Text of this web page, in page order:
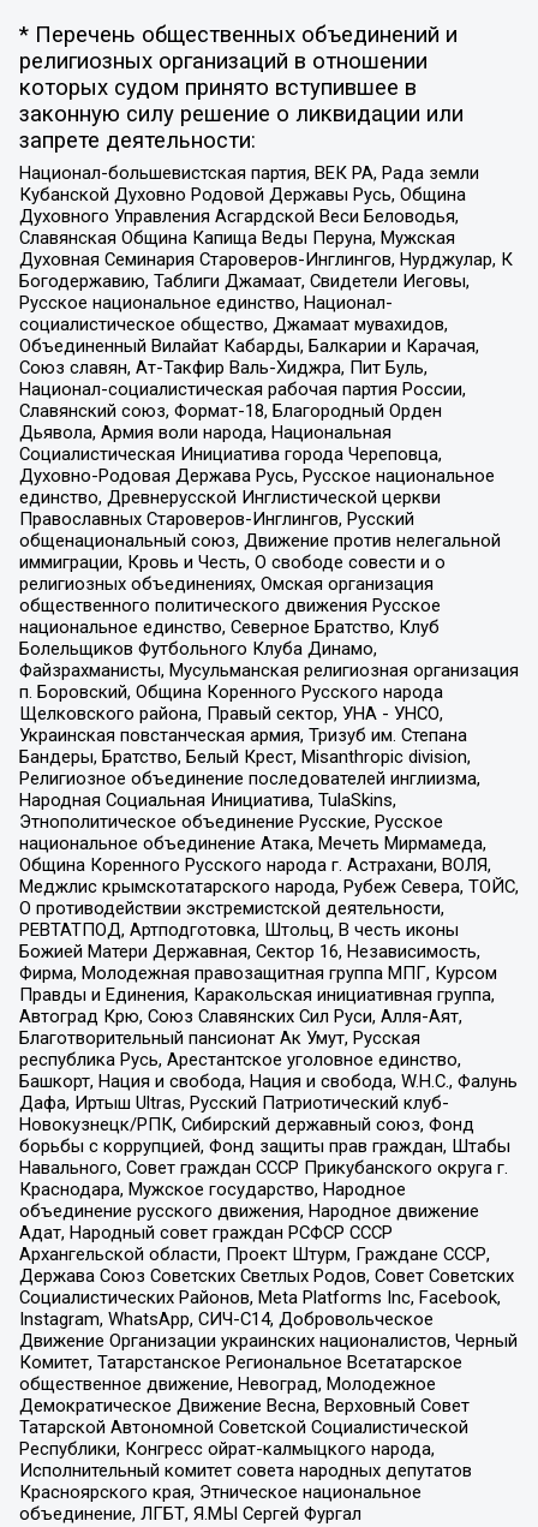
* Перечень общественных объединений и
религиозных организаций в отношении
которых судом принято вступившее в
законную силу решение о ликвидации или
запрете деятельности:
Национал-большевистская партия, ВЕК РА, Рада земли
Кубанской Духовно Родовой Державы Русь, Община
Духовного Управления Асгардской Веси Беловодья,
Славянская Община Капища Веды Перуна, Мужская
Духовная Семинария Староверов-Инглингов, Нурджулар, К
Богодержавию, Таблиги Джамаат, Свидетели Иеговы,
Русское национальное единство, Национал-
социалистическое общество, Джамаат мувахидов,
Объединенный Вилайат Кабарды, Балкарии и Карачая,
Союз славян, Ат-Такфир Валь-Хиджра, Пит Буль,
Национал-социалистическая рабочая партия России,
Славянский союз, Формат-18, Благородный Орден
Дьявола, Армия воли народа, Национальная
Социалистическая Инициатива города Череповца,
Духовно-Родовая Держава Русь, Русское национальное
единство, Древнерусской Инглистической церкви
Православных Староверов-Инглингов, Русский
общенациональный союз, Движение против нелегальной
иммиграции, Кровь и Честь, О свободе совести и о
религиозных объединениях, Омская организация
общественного политического движения Русское
национальное единство, Северное Братство, Клуб
Болельщиков Футбольного Клуба Динамо,
Файзрахманисты, Мусульманская религиозная организация
п. Боровский, Община Коренного Русского народа
Щелковского района, Правый сектор, УНА - УНСО,
Украинская повстанческая армия, Тризуб им. Степана
Бандеры, Братство, Белый Крест, Misanthropic division,
Религиозное объединение последователей инглиизма,
Народная Социальная Инициатива, TulaSkins,
Этнополитическое объединение Русские, Русское
национальное объединение Атака, Мечеть Мирмамеда,
Община Коренного Русского народа г. Астрахани, ВОЛЯ,
Меджлис крымскотатарского народа, Рубеж Севера, ТОЙС,
О противодействии экстремистской деятельности,
РЕВТАТПОД, Артподготовка, Штольц, В честь иконы
Божией Матери Державная, Сектор 16, Независимость,
Фирма, Молодежная правозащитная группа МПГ, Курсом
Правды и Единения, Каракольская инициативная группа,
Автоград Крю, Союз Славянских Сил Руси, Алля-Аят,
Благотворительный пансионат Ак Умут, Русская
республика Русь, Арестантское уголовное единство,
Башкорт, Нация и свобода, Нация и свобода, W.H.С., Фалунь
Дафа, Иртыш Ultras, Русский Патриотический клуб-
Новокузнецк/РПК, Сибирский державный союз, Фонд
борьбы с коррупцией, Фонд защиты прав граждан, Штабы
Навального, Совет граждан СССР Прикубанского округа г.
Краснодара, Мужское государство, Народное
объединение русского движения, Народное движение
Адат, Народный совет граждан РСФСР СССР
Архангельской области, Проект Штурм, Граждане СССР,
Держава Союз Советских Светлых Родов, Совет Советских
Социалистических Районов, Meta Platforms Inc, Facebook,
Instagram, WhatsApp, СИЧ-С14, Добровольческое
Движение Организации украинских националистов, Черный
Комитет, Татарстанское Региональное Всетатарское
общественное движение, Невоград, Молодежное
Демократическое Движение Весна, Верховный Совет
Татарской Автономной Советской Социалистической
Республики, Конгресс ойрат-калмыцкого народа,
Исполнительный комитет совета народных депутатов
Красноярского края, Этническое национальное
объединение, ЛГБТ, Я.МЫ Сергей Фургал